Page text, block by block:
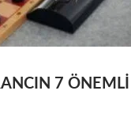
7 ÖNEMLI